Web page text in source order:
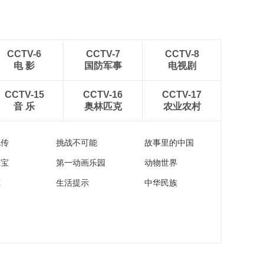
CCTV-6
电 影
CCTV-7
国防军事
CCTV-8
电视剧
CCTV-15
音 乐
CCTV-16
奥林匹克
CCTV-17
农业农村
挑战不可能 故事里的中国
第一动画乐园 动物世界
生活提示 中华民族